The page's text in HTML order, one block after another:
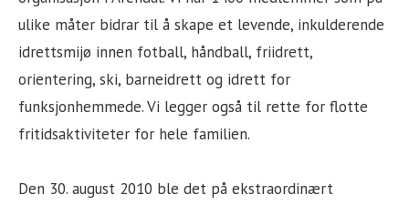
ulike måter bidrar til å skape et levende, inkulderende
idrettsmijø innen fotball, håndball, friidrett,
orientering, ski, barneidrett og idrett for
funksjonhemmede. Vi legger også til rette for flotte
fritidsaktiviteter for hele familien.
Den 30. august 2010 ble det på ekstraordinært